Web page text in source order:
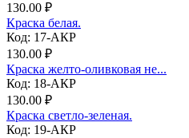
130.00 ₽
Краска белая.
Код: 17-АКР
130.00 ₽
Краска желто-оливковая не...
Код: 18-АКР
130.00 ₽
Краска светло-зеленая.
Код: 19-АКР